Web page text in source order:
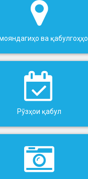
ва қабулгоҳҳо
Рӯзҳои қабул